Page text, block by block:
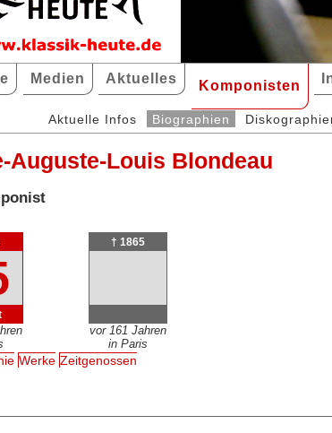
Medien Aktuelles Komponisten
Aktuelle Infos Biographien
Auguste-Louis Blondeau
† 1865
vor 161 Jahren
in Paris
Werke Zeitgenossen